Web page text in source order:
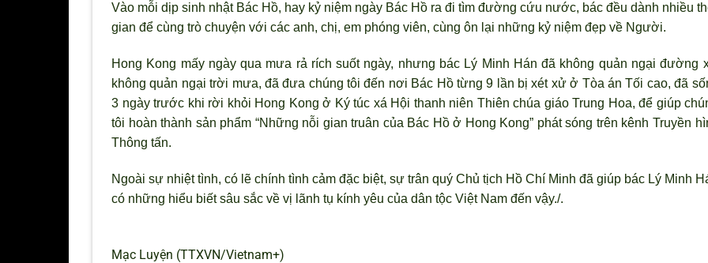
Vào mỗi dịp sinh nhật Bác Hồ, hay kỷ niệm ngày Bác Hồ ra đi tìm đường cứu nước, bác đều dành nhiều
gian để cùng trò chuyện với các anh, chị, em phóng viên, cùng ôn lại những kỷ niệm đẹp về Người.
Hong Kong mấy ngày qua mưa rả rích suốt ngày, nhưng bác Lý Minh Hán đã không quản ngại đường
không quản ngại trời mưa, đã đưa chúng tôi đến nơi Bác Hồ từng 9 lần bị xét xử ở Tòa án Tối cao, đã
3 ngày trước khi rời khỏi Hong Kong ở Ký túc xá Hội thanh niên Thiên chúa giáo Trung Hoa, để giúp
tôi hoàn thành sản phẩm “Những nỗi gian truân của Bác Hồ ở Hong Kong” phát sóng trên kênh Truyền
Thông tấn.
Ngoài sự nhiệt tình, có lẽ chính tình cảm đặc biệt, sự trân quý Chủ tịch Hồ Chí Minh đã giúp bác Lý Minh
có những hiểu biết sâu sắc về vị lãnh tụ kính yêu của dân tộc Việt Nam đến vậy./.
Mạc Luyện (TTXVN/Vietnam+)